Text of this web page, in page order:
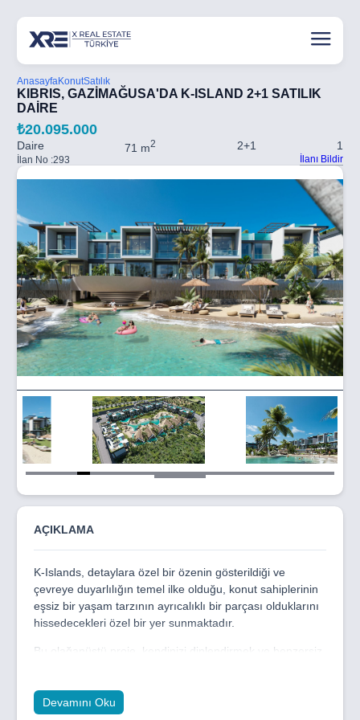
AnasayfaKonutSatılık
KIBRIS, GAZİMAĞUSA'DA K-ISLAND 2+1 SATILIK
DAİRE
₺20.095.000
Daire 71 m2 2+1 1
İlan No :293 İlanı Bildir
5
of
AÇIKLAMA
K-Islands, detaylara özel bir özenin gösterildiği ve
çevreye duyarlılığın temel ilke olduğu, konut sahiplerinin
eşsiz bir yaşam tarzının ayrıcalıklı bir parçası olduklarını
hissedecekleri özel bir yer sunmaktadır.
Bu olağanüstü proje, kendinizi dinlendirmek ve benzersiz
konumuyla da dikkat çeken bir mimari şaheserdir. Hem iç
Devamını Oku